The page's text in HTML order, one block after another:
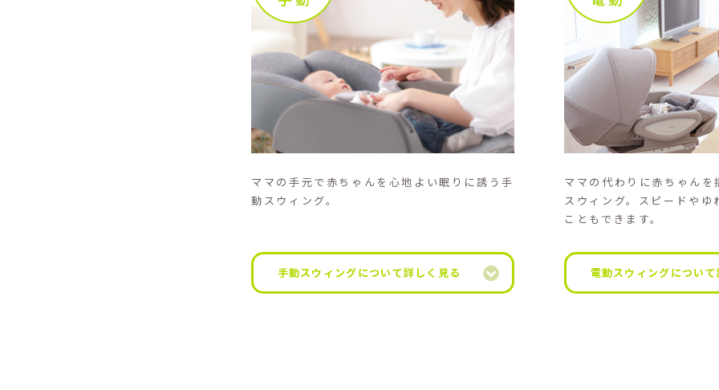
ママの手元で赤ちゃんを心地よい眠りに誘う手
動スウィング。
手動スウィングについて詳しく見る
ママの代わりに赤ちゃんを
スウィング。スピードやゆ
こともできます。
電動スウィングについて